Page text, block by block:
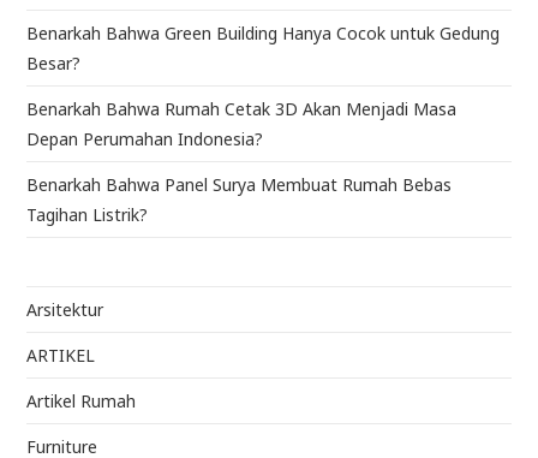
Benarkah Bahwa Green Building Hanya Cocok untuk Gedung
Besar?
Benarkah Bahwa Rumah Cetak 3D Akan Menjadi Masa
Depan Perumahan Indonesia?
Benarkah Bahwa Panel Surya Membuat Rumah Bebas
Tagihan Listrik?
Arsitektur
ARTIKEL
Artikel Rumah
Furniture